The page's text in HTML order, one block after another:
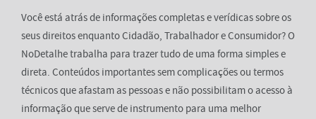
Você está atrás de informações completas e verídicas sobre os
seus direitos enquanto Cidadão, Trabalhador e Consumidor? O
NoDetalhe trabalha para trazer tudo de uma forma simples e
direta. Conteúdos importantes sem complicações ou termos
técnicos que afastam as pessoas e não possibilitam o acesso à
informação que serve de instrumento para uma melhor